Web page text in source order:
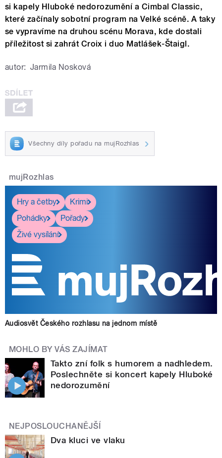
si kapely Hluboké nedorozumění a Cimbal Classic,
které začínaly sobotní program na Velké scéně. A taky
se vypravíme na druhou scénu Morava, kde dostali
příležitost si zahrát Croix i duo Matlášek-Štaigl.
autor: Jarmila Nosková
Všechny díly pořadu na mujRozhlas
mujRozhlas
Hry a četby
Krimi
Pohádky
Pořady
Živé vysílání
Audiosvět Českého rozhlasu na jednom místě
MOHLO BY VÁS ZAJÍMAT
Takto zní folk s humorem a nadhledem.
Poslechněte si koncert kapely Hluboké
nedorozumění
NEJPOSLOUCHANĚJŠÍ
Dva kluci ve vlaku